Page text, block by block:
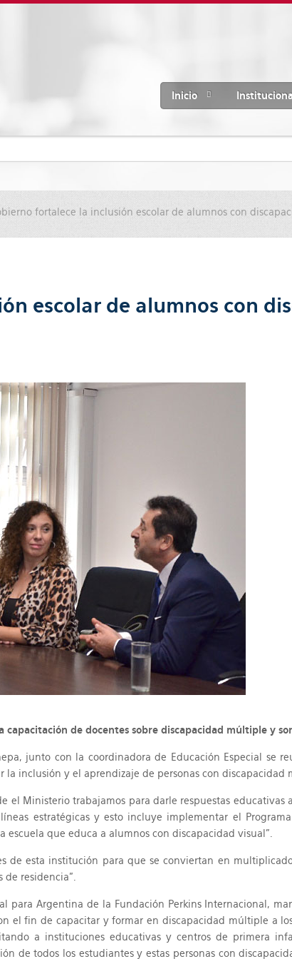
Inicio
fortalece la inclusión escolar de alumnos con
escolar de alumnos con
de docentes sobre discapacidad múltiple y
junto con la coordinadora de Educación Especial se
la inclusión y el aprendizaje de personas con discapacidad
el Ministerio trabajamos para darle respuestas
estratégicas y esto incluye implementar el
escuela que educa a alumnos con discapacidad visual”.
de esta institución para que se conviertan en
residencia”.
para Argentina de la Fundación Perkins Internacional,
el fin de capacitar y formar en discapacidad múltiple a
a instituciones educativas y centros de primera
de todos los estudiantes y estas personas con